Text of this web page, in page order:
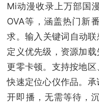
Mi动漫收录上万部国
OVA等，涵盖热门新
求。输入关键词自动
定义优先级，资源加
更零卡顿。支持按地区
快速定位心仪作品。
开即播，无需等待，